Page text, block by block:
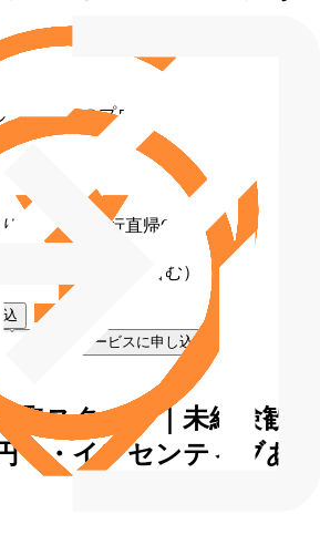
ンド買取のプロ
異なる（直行直帰OK）
万円（固定残業代含む）
込
転職支援サービスに申し込む
取スタッフ｜未経験歓
〜・インセンティブあ